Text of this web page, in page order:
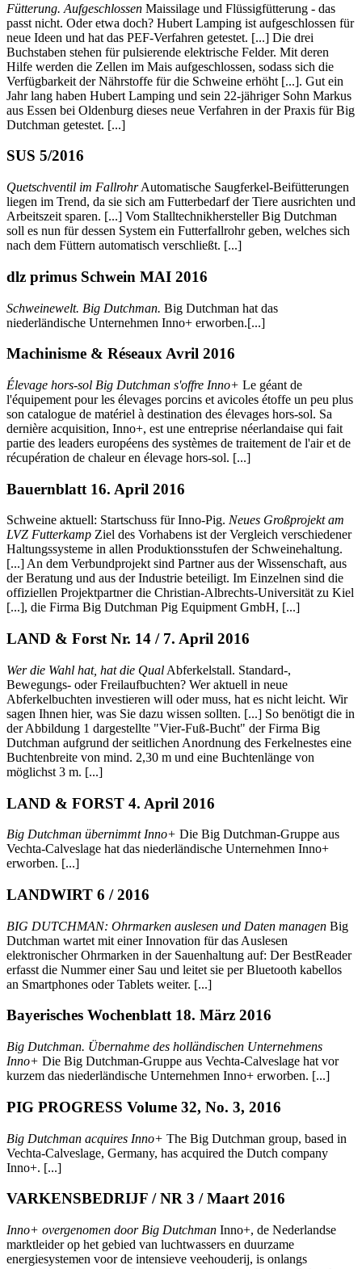
Fütterung. Aufgeschlossen Maissilage und Flüssigfütterung - das
passt nicht. Oder etwa doch? Hubert Lamping ist aufgeschlossen für
neue Ideen und hat das PEF-Verfahren getestet. [...] Die drei
Buchstaben stehen für pulsierende elektrische Felder. Mit deren
Hilfe werden die Zellen im Mais aufgeschlossen, sodass sich die
Verfügbarkeit der Nährstoffe für die Schweine erhöht [...]. Gut ein
Jahr lang haben Hubert Lamping und sein 22-jähriger Sohn Markus
aus Essen bei Oldenburg dieses neue Verfahren in der Praxis für Big
Dutchman getestet. [...]
SUS 5/2016
Quetschventil im FallrohrAutomatische Saugferkel-Beifütterungen
liegen im Trend, da sie sich am Futterbedarf der Tiere ausrichten und
Arbeitszeit sparen. [...] Vom Stalltechnikhersteller Big Dutchman
soll es nun für dessen System ein Futterfallrohr geben, welches sich
nach dem Füttern automatisch verschließt. [...]
dlz primus Schwein MAI 2016
Schweinewelt. Big Dutchman. Big Dutchman hat das
niederländische Unternehmen Inno+ erworben.[...]
Machinisme & Réseaux Avril 2016
Élevage hors-sol Big Dutchman s'offre Inno+ Le géant de
l'équipement pour les élevages porcins et avicoles étoffe un peu plus
son catalogue de matériel à destination des élevages hors-sol. Sa
dernière acquisition, Inno+, est une entreprise néerlandaise qui fait
partie des leaders européens des systèmes de traitement de l'air et de
récupération de chaleur en élevage hors-sol. [...]
Bauernblatt 16. April 2016
Schweine aktuell: Startschuss für Inno-Pig. Neues Großprojekt am
LVZ Futterkamp Ziel des Vorhabens ist der Vergleich verschiedener
Haltungssysteme in allen Produktionsstufen der Schweinehaltung.
[...] An dem Verbundprojekt sind Partner aus der Wissenschaft, aus
der Beratung und aus der Industrie beteiligt. Im Einzelnen sind die
offiziellen Projektpartner die Christian-Albrechts-Universität zu Kiel
[...], die Firma Big Dutchman Pig Equipment GmbH, [...]
LAND & Forst Nr. 14 / 7. April 2016
Wer die Wahl hat, hat die Qual Abferkelstall. Standard-,
Bewegungs- oder Freilaufbuchten? Wer aktuell in neue
Abferkelbuchten investieren will oder muss, hat es nicht leicht. Wir
sagen Ihnen hier, was Sie dazu wissen sollten. [...] So benötigt die in
der Abbildung 1 dargestellte "Vier-Fuß-Bucht" der Firma Big
Dutchman aufgrund der seitlichen Anordnung des Ferkelnestes eine
Buchtenbreite von mind. 2,30 m und eine Buchtenlänge von
möglichst 3 m. [...]
LAND & FORST 4. April 2016
Big Dutchman übernimmt Inno+ Die Big Dutchman-Gruppe aus
Vechta-Calveslage hat das niederländische Unternehmen Inno+
erworben. [...]
LANDWIRT 6 / 2016
BIG DUTCHMAN: Ohrmarken auslesen und Daten managen Big
Dutchman wartet mit einer Innovation für das Auslesen
elektronischer Ohrmarken in der Sauenhaltung auf: Der BestReader
erfasst die Nummer einer Sau und leitet sie per Bluetooth kabellos
an Smartphones oder Tablets weiter. [...]
Bayerisches Wochenblatt 18. März 2016
Big Dutchman. Übernahme des holländischen Unternehmens
Inno+ Die Big Dutchman-Gruppe aus Vechta-Calveslage hat vor
kurzem das niederländische Unternehmen Inno+ erworben. [...]
PIG PROGRESS Volume 32, No. 3, 2016
Big Dutchman acquires Inno+ The Big Dutchman group, based in
Vechta-Calveslage, Germany, has acquired the Dutch company
Inno+. [...]
VARKENSBEDRIJF / NR 3 / Maart 2016
Inno+ overgenomen door Big Dutchman Inno+, de Nederlandse
marktleider op het gebied van luchtwassers en duurzame
energiesystemen voor de intensieve veehouderij, is onlangs